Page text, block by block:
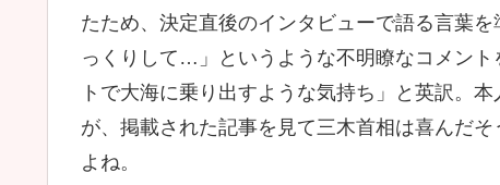
たため、決定直後のインタビューで語る言葉
っくりして…」というような不明瞭なコメン
トで大海に乗り出すような気持ち」と英訳。
が、掲載された記事を見て三木首相は喜んだ
よね。